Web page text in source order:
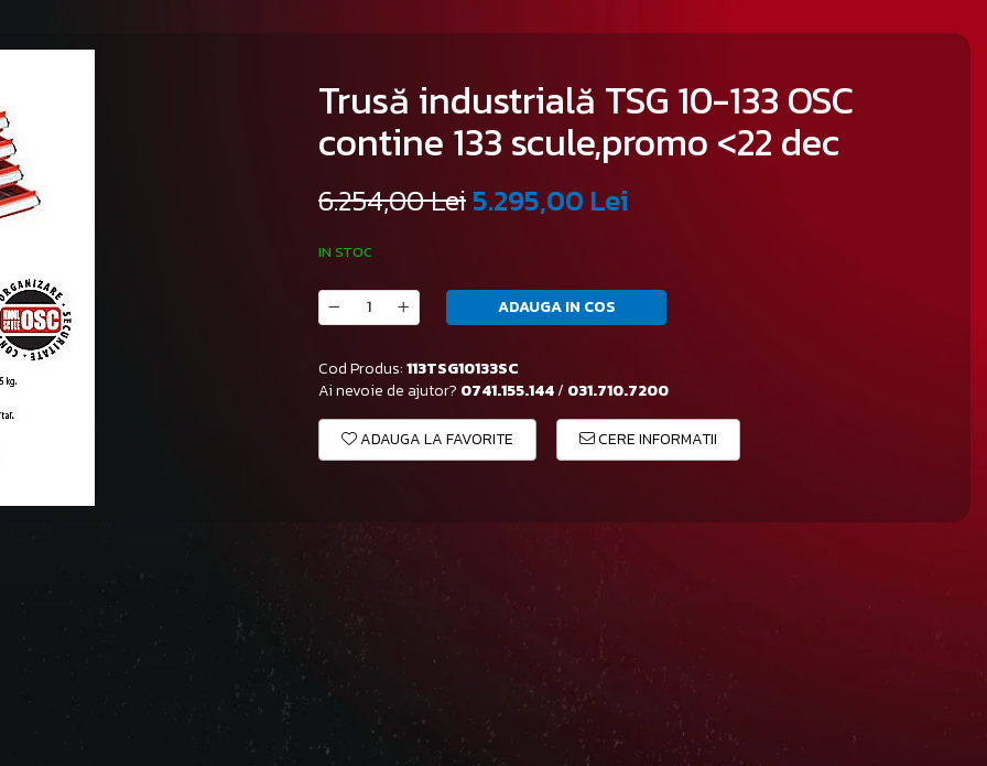
Trusă industrială TSG 10-133 OSC
contine 133 scule,promo <22 dec
6.254,00 Lei5.295,00 Lei
IN STOC
ADAUGA IN COS
Cod Produs:113TSG10133SC
Ai nevoie de ajutor? 0741.155.144/ 031.710.7200
ADAUGA LA FAVORITE CERE INFORMATII